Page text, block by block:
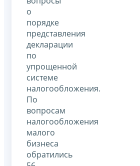
о
порядке
представления
декларации
по
упрощенной
системе
налогообложения.
По
вопросам
налогообложения
малого
бизнеса
обратились